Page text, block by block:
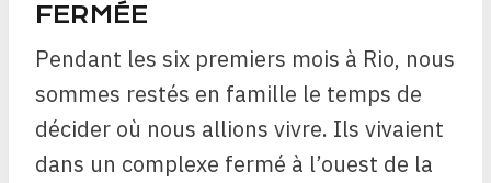
FERMÉE
Pendant les six premiers mois à Rio, nous
sommes restés en famille le temps de
décider où nous allions vivre. Ils vivaient
dans un complexe fermé à l’ouest de la